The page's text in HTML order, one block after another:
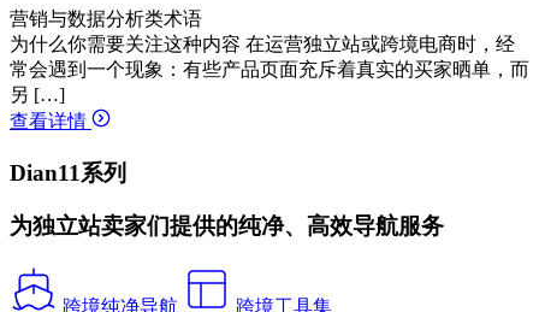
营销与数据分析类术语
为什么你需要关注这种内容 在运营独立站或跨境电商时，经
常会遇到一个现象：有些产品页面充斥着真实的买家晒单，而
另 […]
查看详情
Dian11系列
为独立站卖家们提供的纯净、高效导航服务
跨境纯净导航 跨境工具集